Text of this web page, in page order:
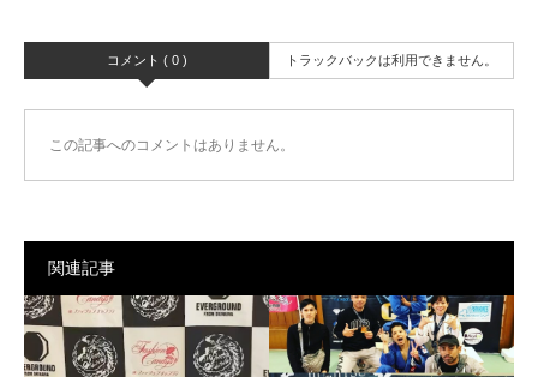
コメント ( 0 ) トラックバックは利用できません。
この記事へのコメントはありません。
関連記事